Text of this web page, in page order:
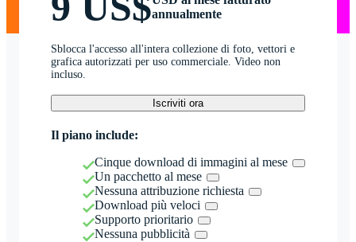
annualmente
Sblocca l'accesso all'intera collezione di foto, vettori e
grafica autorizzati per uso commerciale. Video non
incluso.
Iscriviti ora
Il piano include:
Cinque download di immagini al mese
Un pacchetto al mese
Nessuna attribuzione richiesta
Download più veloci
Supporto prioritario
Nessuna pubblicità